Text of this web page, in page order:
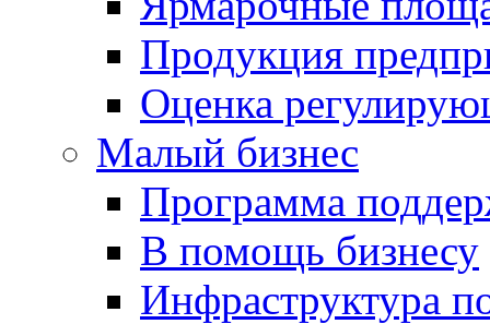
Продукция
Оценка
Малый бизнес
Программа
В помощь бизнесу
Инфраструктура